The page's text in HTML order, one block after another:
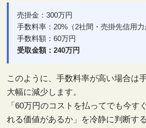
売掛金：300万円
手数料率：20%（2社間・売掛先信用力
手数料額：60万円
受取金額：240万円
このように、手数料率が高い場合は
大幅に減少します。
「60万円のコストを払ってでも今す
れる価値があるか」を冷静に判断す